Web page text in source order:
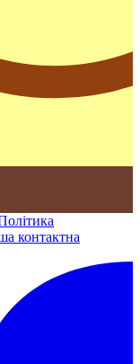
контактна